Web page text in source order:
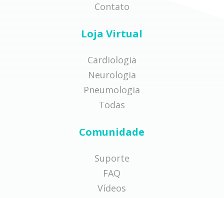
Contato
Loja Virtual
Cardiologia
Neurologia
Pneumologia
Todas
Comunidade
Suporte
FAQ
Vídeos